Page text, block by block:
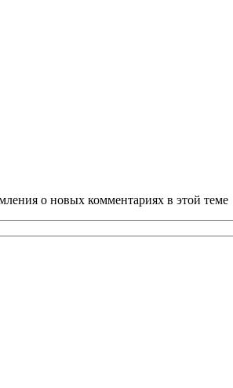
о новых комментариях в этой теме